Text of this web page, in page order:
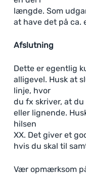
længde. Som
at have det på ca.
Afslutning
Dette er egentlig
alligevel. Husk at
linje, hvor
du fx skriver, at
eller lignende.
hilsen
XX. Det giver et
hvis du skal til
Vær opmærksom